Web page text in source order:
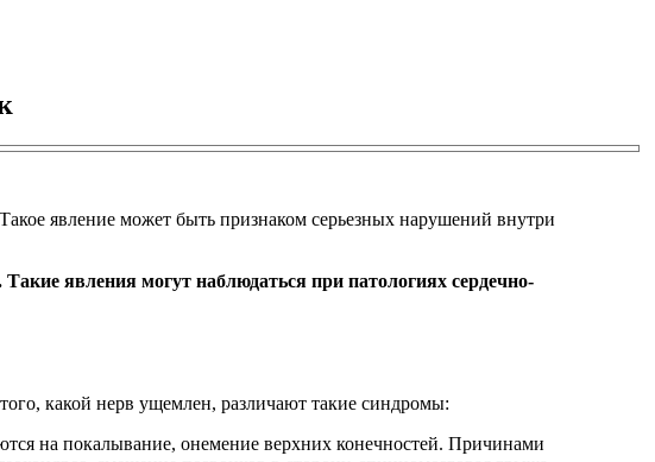
явление может быть признаком серьезных нарушений внутри
явления могут наблюдаться при патологиях сердечно-
какой нерв ущемлен, различают такие синдромы:
на покалывание, онемение верхних конечностей. Причинами